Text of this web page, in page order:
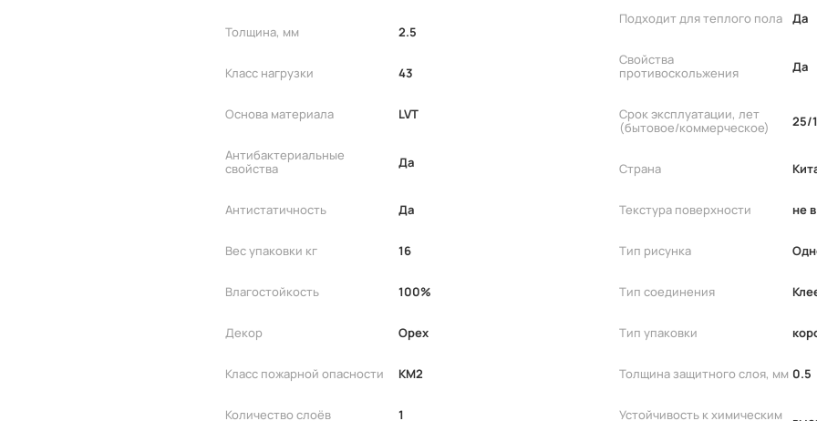
Толщина, мм 2.5
Класс нагрузки 43
Основа материала LVT
Антибактериальные
свойства
Да
Антистатичность Да
Вес упаковки кг 16
Влагостойкость 100%
Декор Орех
Класс пожарной опасности КМ2
Количество слоёв 1
Подходит для теплого пола Да
Свойства
противоскольжения
Да
Срок эксплуатации, лет
(бытовое/коммерческое)
25/
Страна
Текстура поверхности не
Тип рисунка
Тип соединения
Тип упаковки
Толщина защитного слоя, мм 0.5
Устойчивость к химическим